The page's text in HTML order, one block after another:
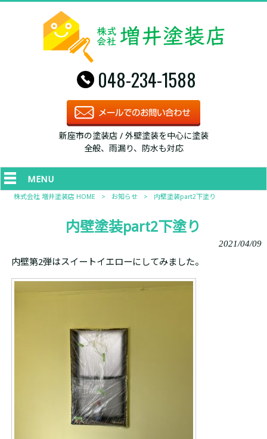
048-234-1588
新座市の塗装店 / 外壁塗装を中心に塗装
全般、雨漏り、防水も対応
MENU
株式会社 増井塗装店 HOME > お知らせ > 内壁塗装part2下塗り
内壁塗装part2下塗り
2021/04/09
内壁第2弾はスイートイエローにしてみました。